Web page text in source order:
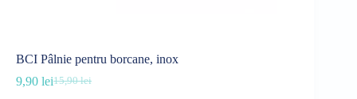
BCI Pâlnie pentru borcane, inox
15,90lei
Prețul
9,90 leiPrețul